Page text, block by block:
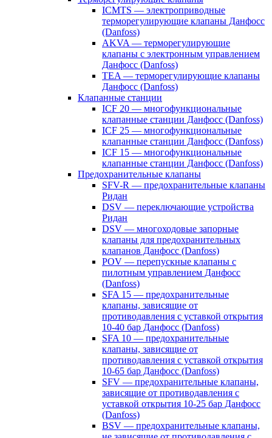
ICMTS — электроприводные
терморегулирующие клапаны Данфосс
(Danfoss)
AKVA — терморегулирующие
клапаны с электронным управлением
Данфосс (Danfoss)
TEA — терморегулирующие клапаны
Данфосс (Danfoss)
Клапанные станции
ICF 20 — многофункциональные
клапанные станции Данфосс (Danfoss)
ICF 25 — многофункциональные
клапанные станции Данфосс (Danfoss)
ICF 15 — многофункциональные
клапанные станции Данфосс (Danfoss)
Предохранительные клапаны
SFV-R — предохранительные клапаны
Ридан
DSV — переключающие устройства
Ридан
DSV — многоходовые запорные
клапаны для предохранительных
клапанов Данфосс (Danfoss)
POV — перепускные клапаны с
пилотным управлением Данфосс
(Danfoss)
SFA 15 — предохранительные
клапаны, зависящие от
противодавления с уставкой открытия
10-40 бар Данфосс (Danfoss)
SFA 10 — предохранительные
клапаны, зависящие от
противодавления с уставкой открытия
10-65 бар Данфосс (Danfoss)
SFV — предохранительные клапаны,
зависящие от противодавления с
уставкой открытия 10-25 бар Данфосс
(Danfoss)
BSV — предохранительные клапаны,